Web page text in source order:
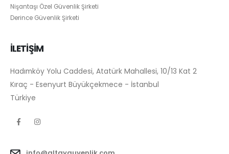
Nişantaşı Özel Güvenlik Şirketi
Derince Güvenlik Şirketi
İLETİŞİM
Hadımköy Yolu Caddesi, Atatürk Mahallesi, 10/13 Kat 2
Kıraç - Esenyurt Büyükçekmece - İstanbul
Türkiye